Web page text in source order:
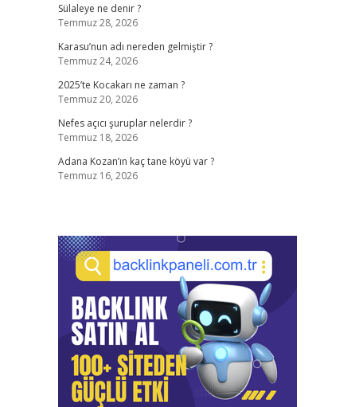
Sülaleye ne denir ?
Temmuz 28, 2026
Karasu’nun adı nereden gelmiştir ?
Temmuz 24, 2026
2025’te Kocakarı ne zaman ?
Temmuz 20, 2026
Nefes açıcı şuruplar nelerdir ?
Temmuz 18, 2026
Adana Kozan’ın kaç tane köyü var ?
Temmuz 16, 2026